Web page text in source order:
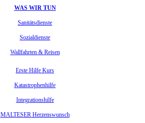
WAS WIR TUN
Sanitätsdienste
Sozialdienste
Wallfahrten & Reisen
Erste Hilfe Kurs
Katastrophenhilfe
Integrationshilfe
MALTESER Herzenswunsch